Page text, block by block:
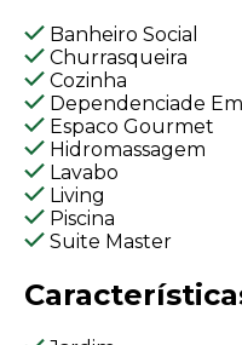
Banheiro Social
Churrasqueira
Cozinha
Dependenciade
Espaco Gourmet
Hidromassagem
Lavabo
Living
Piscina
Suite Master